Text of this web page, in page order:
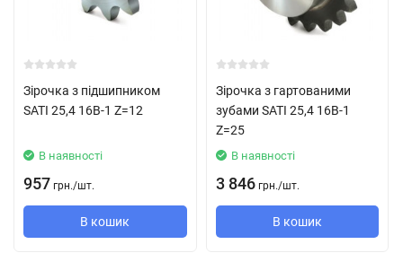
Зірочка з підшипником
SATI 25,4 16B-1 Z=12
В наявності
957 грн./шт.
В кошик
Зірочка з гартованими
зубами SATI 25,4 16B-1
Z=25
В наявності
3 846 грн./шт.
В кошик